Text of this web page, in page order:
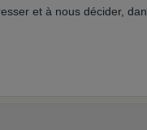
et à nous décider,